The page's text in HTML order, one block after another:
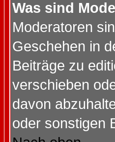
Was sind
Moderatoren
Geschehen in
Beiträge zu
verschieben
davon
oder sonstigen